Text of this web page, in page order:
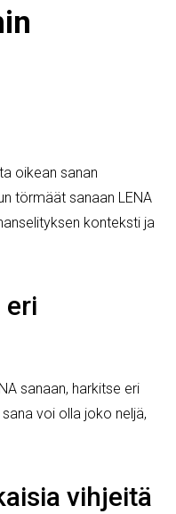
oikean sanan
törmäät sanaan LENA
konteksti ja
eri
sanaan, harkitse eri
voi olla joko neljä,
vihjeitä